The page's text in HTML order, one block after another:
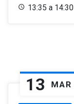
13:35 a 14:30
13 MAR